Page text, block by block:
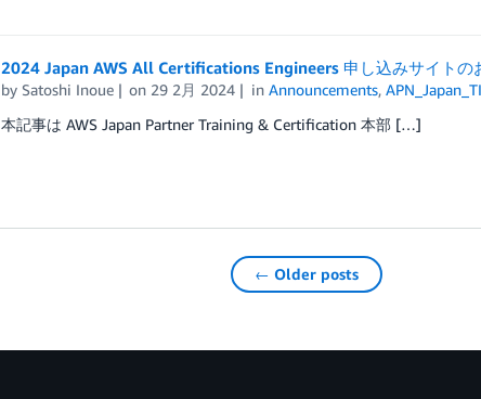
2024 Japan AWS All Certifications Engineers 申し込みサイトの
by Satoshi Inoue on 29 2月 2024 inAnnouncements,
本記事は AWS Japan Partner Training & Certification 本部 […]
← Older posts